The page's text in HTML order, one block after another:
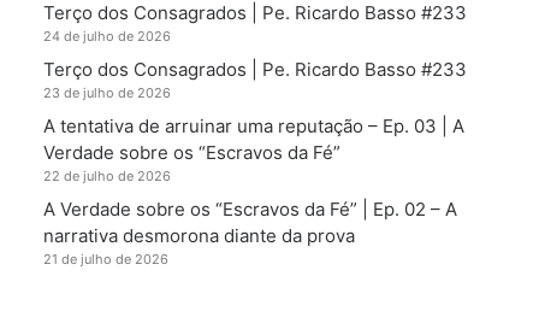
Terço dos Consagrados | Pe. Ricardo Basso #233
24 de julho de 2026
Terço dos Consagrados | Pe. Ricardo Basso #233
23 de julho de 2026
A tentativa de arruinar uma reputação – Ep. 03 | A
Verdade sobre os “Escravos da Fé”
22 de julho de 2026
A Verdade sobre os “Escravos da Fé” | Ep. 02 – A
narrativa desmorona diante da prova
21 de julho de 2026